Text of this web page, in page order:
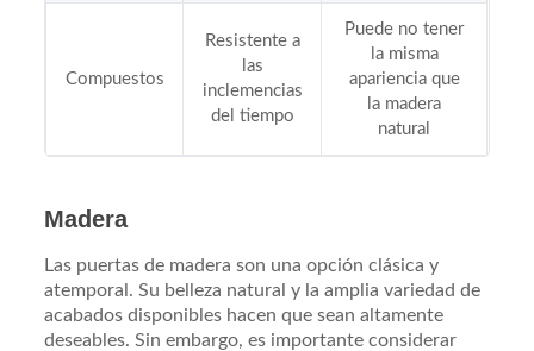
Compuestos
Resistente a
las
inclemencias
del tiempo
Puede no tener
la misma
apariencia que
la madera
natural
Madera
Las puertas de madera son una opción clásica y
atemporal. Su belleza natural y la amplia variedad de
acabados disponibles hacen que sean altamente
deseables. Sin embargo, es importante considerar